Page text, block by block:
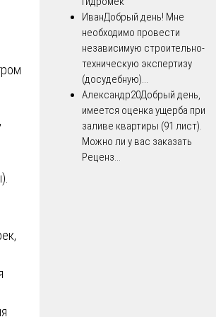
ИванДобрый день! Мне
необходимо провести
независимую строительно-
техническую экспертизу
(досудебную)...
Александр20Добрый день,
имеется оценка ущерба при
заливе квартиры (91 лист).
Можно ли у вас заказать
Реценз...